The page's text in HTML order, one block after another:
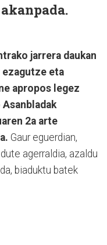
jarrera daukan
eta
apropos legez
2a arte
Gaur eguerdian,
agerraldia, azaldu
biaduktu batek